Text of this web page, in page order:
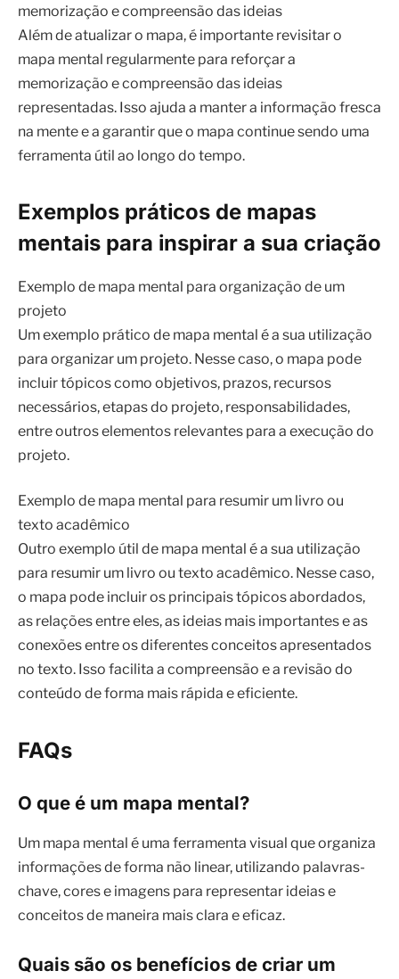
memorização e compreensão das ideias
Além de atualizar o mapa, é importante revisitar o
mapa mental regularmente para reforçar a
memorização e compreensão das ideias
representadas. Isso ajuda a manter a informação fresca
na mente e a garantir que o mapa continue sendo uma
ferramenta útil ao longo do tempo.
Exemplos práticos de mapas
mentais para inspirar a sua criação
Exemplo de mapa mental para organização de um
projeto
Um exemplo prático de mapa mental é a sua utilização
para organizar um projeto. Nesse caso, o mapa pode
incluir tópicos como objetivos, prazos, recursos
necessários, etapas do projeto, responsabilidades,
entre outros elementos relevantes para a execução do
projeto.
Exemplo de mapa mental para resumir um livro ou
texto acadêmico
Outro exemplo útil de mapa mental é a sua utilização
para resumir um livro ou texto acadêmico. Nesse caso,
o mapa pode incluir os principais tópicos abordados,
as relações entre eles, as ideias mais importantes e as
conexões entre os diferentes conceitos apresentados
no texto. Isso facilita a compreensão e a revisão do
conteúdo de forma mais rápida e eficiente.
FAQs
O que é um mapa mental?
Um mapa mental é uma ferramenta visual que organiza
informações de forma não linear, utilizando palavras-
chave, cores e imagens para representar ideias e
conceitos de maneira mais clara e eficaz.
Quais são os benefícios de criar um